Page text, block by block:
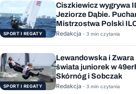
SPORT I REGATY
Ciszkiewicz wygrywa
Jeziorze Dąbie.
Mistrzostwa Polski
rozstrzygnięte
Redakcja · 3 min czytania
SPORT I REGATY
Lewandowska i
świata juniorek w
Skórnóg i Sobczak
Redakcja · 3 min czytania